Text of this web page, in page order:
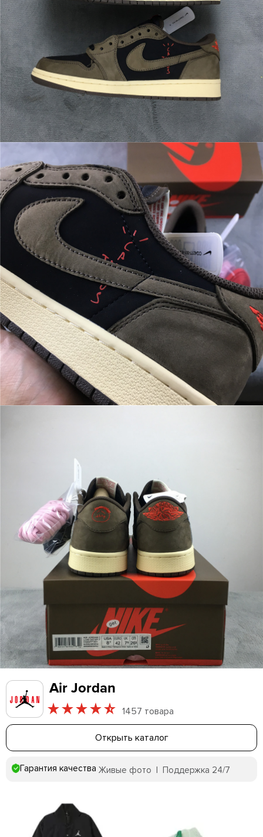
Air Jordan
1457 товара
Открыть каталог
Гарантия качества Живые фото | Поддержка 24/7